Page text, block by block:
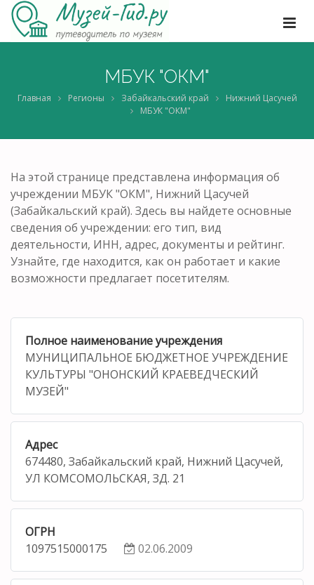
МБУК "ОКМ"
Главная Регионы Забайкальский край
Нижний Цасучей
МБУК "ОКМ"
На этой странице представлена информация об
учреждении МБУК "ОКМ", Нижний Цасучей
(Забайкальский край). Здесь вы найдете основные
сведения об учреждении: его тип, вид
деятельности, ИНН, адрес, документы и рейтинг.
Узнайте, где находится, как он работает и какие
возможности предлагает посетителям.
Полное наименование учреждения
МУНИЦИПАЛЬНОЕ БЮДЖЕТНОЕ УЧРЕЖДЕНИЕ
КУЛЬТУРЫ "ОНОНСКИЙ КРАЕВЕДЧЕСКИЙ
МУЗЕЙ"
Адрес
674480, Забайкальский край, Нижний Цасучей,
УЛ КОМСОМОЛЬСКАЯ, ЗД. 21
ОГРН
1097515000175
02.06.2009